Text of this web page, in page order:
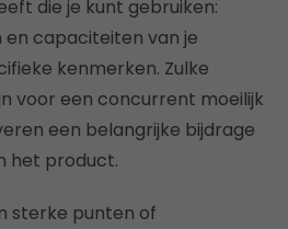
die je kunt gebruiken:
capaciteiten van je
kenmerken. Zulke
voor een concurrent moeilijk
een belangrijke bijdrage
het product.
sterke punten of